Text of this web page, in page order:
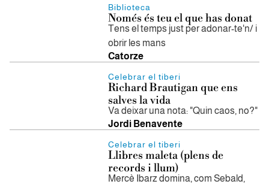
Biblioteca
Només és teu el que has donat
Tens el temps just per adonar-te'n/ i
obrir les mans
Catorze
Celebrar el tiberi
​Richard Brautigan que ens
salves la vida
Va deixar una nota: "Quin caos, no?"
Jordi Benavente
Celebrar el tiberi
Llibres maleta (plens de
records i llum)
Mercè Ibarz domina, com Sebald,